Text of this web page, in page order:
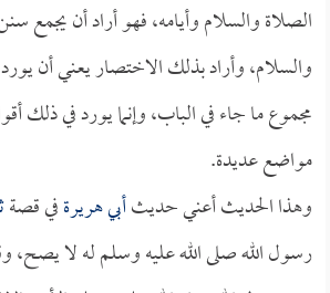
الصلاة والسلام وأيامه، فهو أراد أن يجمع
والسلام، وأراد بذلك الاختصار يعني أن
مجموع ما جاء في الباب، وإنما يورد في ذلك
مواضع عديدة.
وهذا الحديث أعني حديثأبي هريرةفي قصة
رسول الله صلى الله عليه وسلم له لا